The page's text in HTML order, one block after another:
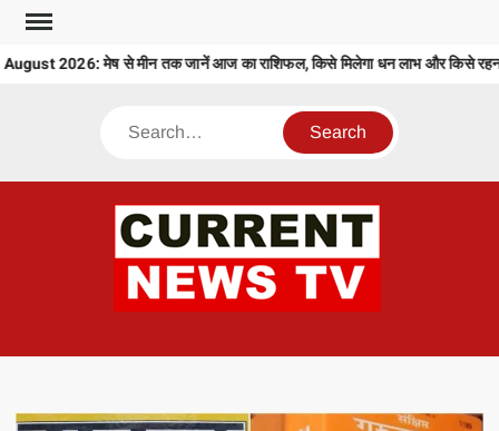
Skip
content2026: मेष से मीन तक जानें आज का राशिफल, किसे मिलेगा धन लाभ और किसे रहना
Search